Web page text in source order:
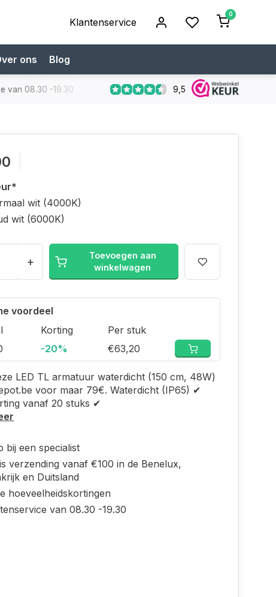
Klantenservice
0
ons Blog
van 08.30 -19.30 Koop bij een specialist Gratis
9,5
*
wit (4000K)
wit (6000K)
+
Toevoegen aan
winkelwagen
voordeel
Korting
Per stuk
-20% €63,20
LED TL armatuur waterdicht (150 cm, 48W)
voor maar 79€. Waterdicht (IP65) ✔
vanaf 20 stuks ✔
bij een specialist
verzending vanaf €100 in de Benelux,
en Duitsland
hoeveelheidskortingen
van 08.30 -19.30